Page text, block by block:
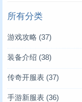
所有分类
游戏攻略 (37)
装备介绍 (38)
传奇开服表 (37)
手游新服表 (36)